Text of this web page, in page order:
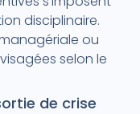
disciplinaire.
ou
selon le
de crise